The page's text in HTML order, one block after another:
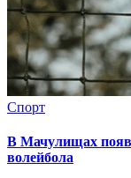
Спорт
В Мачулищах
волейбола